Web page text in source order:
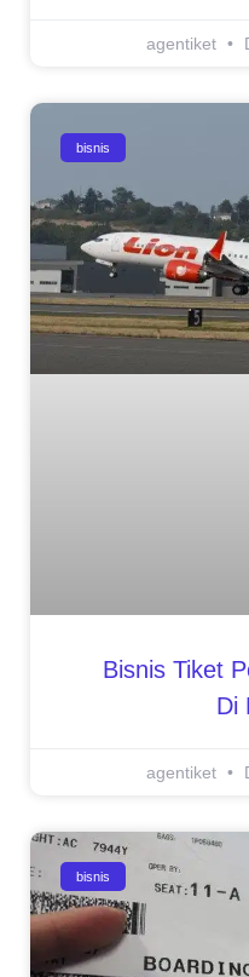
agentiket
bisnis
Bisnis Tiket
Di
agentiket
bisnis